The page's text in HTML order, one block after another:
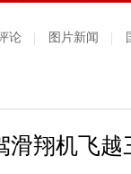
论 图片新闻
滑翔机飞越